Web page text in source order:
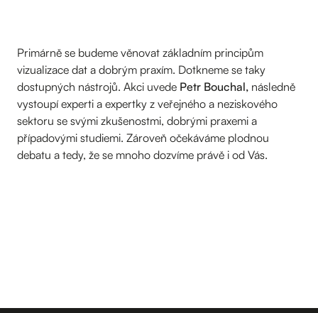
Primárně se budeme věnovat základním principům
vizualizace dat a dobrým praxím. Dotkneme se taky
dostupných nástrojů. Akci uvede Petr Bouchal, následně
vystoupí experti a expertky z veřejného a neziskového
sektoru se svými zkušenostmi, dobrými praxemi a
případovými studiemi. Zároveň očekáváme plodnou
debatu a tedy, že se mnoho dozvíme právě i od Vás.